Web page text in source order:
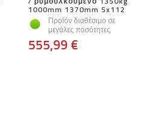
1000mm 1370mm 5x112
Προϊόν διαθέσιμο σε
μεγάλες ποσότητες
555,99 €